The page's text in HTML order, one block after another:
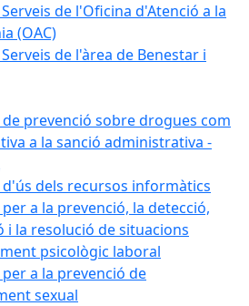
de l'Oficina d'Atenció a la
(OAC)
de l'àrea de Benestar i
prevenció sobre drogues com
a la sanció administrativa -
dels recursos informàtics
a la prevenció, la detecció,
i la resolució de situacions
psicològic laboral
a la prevenció de
sexual